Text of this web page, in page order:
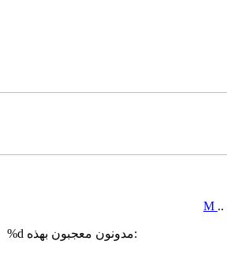
M ..
%d مدونون معجبون بهذه: